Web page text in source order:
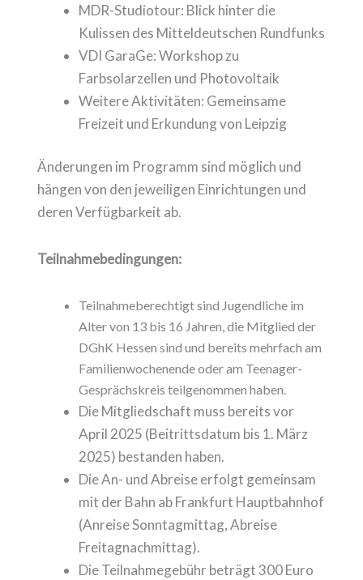
MDR-Studiotour: Blick hinter die
Kulissen des Mitteldeutschen Rundfunks
VDI GaraGe: Workshop zu
Farbsolarzellen und Photovoltaik
Weitere Aktivitäten: Gemeinsame
Freizeit und Erkundung von Leipzig
Änderungen im Programm sind möglich und
hängen von den jeweiligen Einrichtungen und
deren Verfügbarkeit ab.
Teilnahmebedingungen:
Teilnahmeberechtigt sind Jugendliche im
Alter von 13 bis 16 Jahren, die Mitglied der
DGhK Hessen sind und bereits mehrfach am
Familienwochenende oder am Teenager-
Gesprächskreis teilgenommen haben.
Die Mitgliedschaft muss bereits vor
April 2025 (Beitrittsdatum bis 1. März
2025) bestanden haben.
Die An- und Abreise erfolgt gemeinsam
mit der Bahn ab Frankfurt Hauptbahnhof
(Anreise Sonntagmittag, Abreise
Freitagnachmittag).
Die Teilnahmegebühr beträgt 300 Euro